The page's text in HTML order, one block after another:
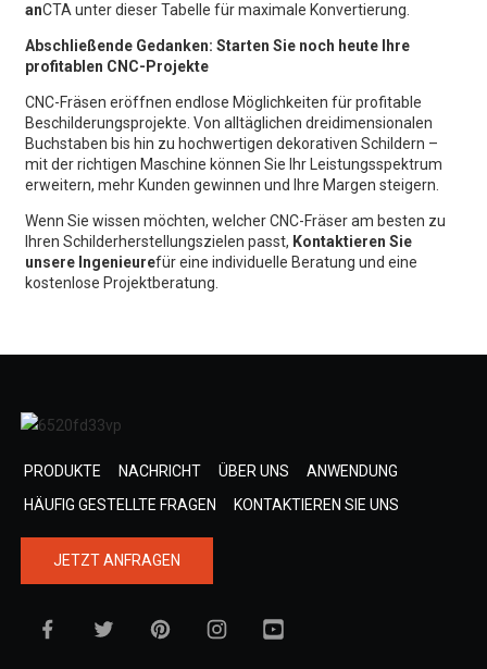
anCTA unter dieser Tabelle für maximale Konvertierung.
Abschließende Gedanken: Starten Sie noch heute Ihre
profitablen CNC-Projekte
CNC-Fräsen eröffnen endlose Möglichkeiten für profitable
Beschilderungsprojekte. Von alltäglichen dreidimensionalen
Buchstaben bis hin zu hochwertigen dekorativen Schildern –
mit der richtigen Maschine können Sie Ihr Leistungsspektrum
erweitern, mehr Kunden gewinnen und Ihre Margen steigern.
Wenn Sie wissen möchten, welcher CNC-Fräser am besten zu
Ihren Schilderherstellungszielen passt, Kontaktieren Sie
unsere Ingenieurefür eine individuelle Beratung und eine
kostenlose Projektberatung.
PRODUKTE NACHRICHT ÜBER UNS
ANWENDUNG
HÄUFIG GESTELLTE FRAGEN
KONTAKTIEREN SIE UNS
JETZT ANFRAGEN